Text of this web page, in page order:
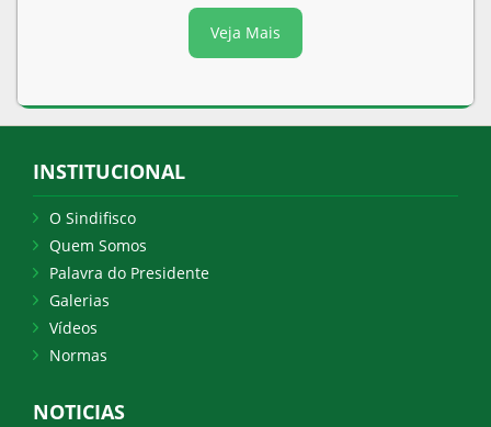
Veja Mais
INSTITUCIONAL
O Sindifisco
Quem Somos
Palavra do Presidente
Galerias
Vídeos
Normas
NOTICIAS